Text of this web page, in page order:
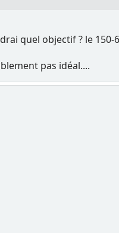
quel objectif ? le 150-
pas idéal....